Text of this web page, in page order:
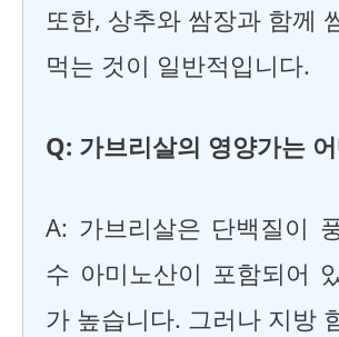
또한, 상추와 쌈장과 함께
먹는 것이 일반적입니다.
Q: 가브리살의 영양가는
A: 가브리살은 단백질이
수 아미노산이 포함되어
가 높습니다. 그러나 지방